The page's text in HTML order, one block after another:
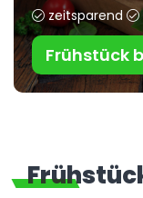
zeitsparend
Frühstück